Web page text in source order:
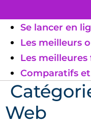
Se lancer en
Les meilleurs
Les
Comparatifs
Web